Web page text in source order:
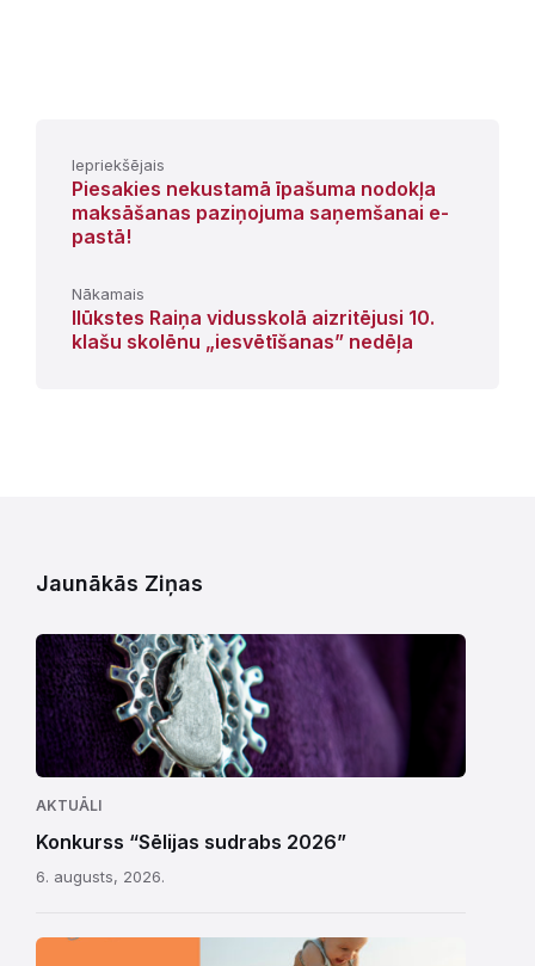
Iepriekšējais
Piesakies nekustamā īpašuma nodokļa
maksāšanas paziņojuma saņemšanai e-
pastā!
Nākamais
Ilūkstes Raiņa vidusskolā aizritējusi 10.
klašu skolēnu „iesvētīšanas” nedēļa
Jaunākās Ziņas
AKTUĀLI
Konkurss “Sēlijas sudrabs 2026”
6. augusts, 2026.